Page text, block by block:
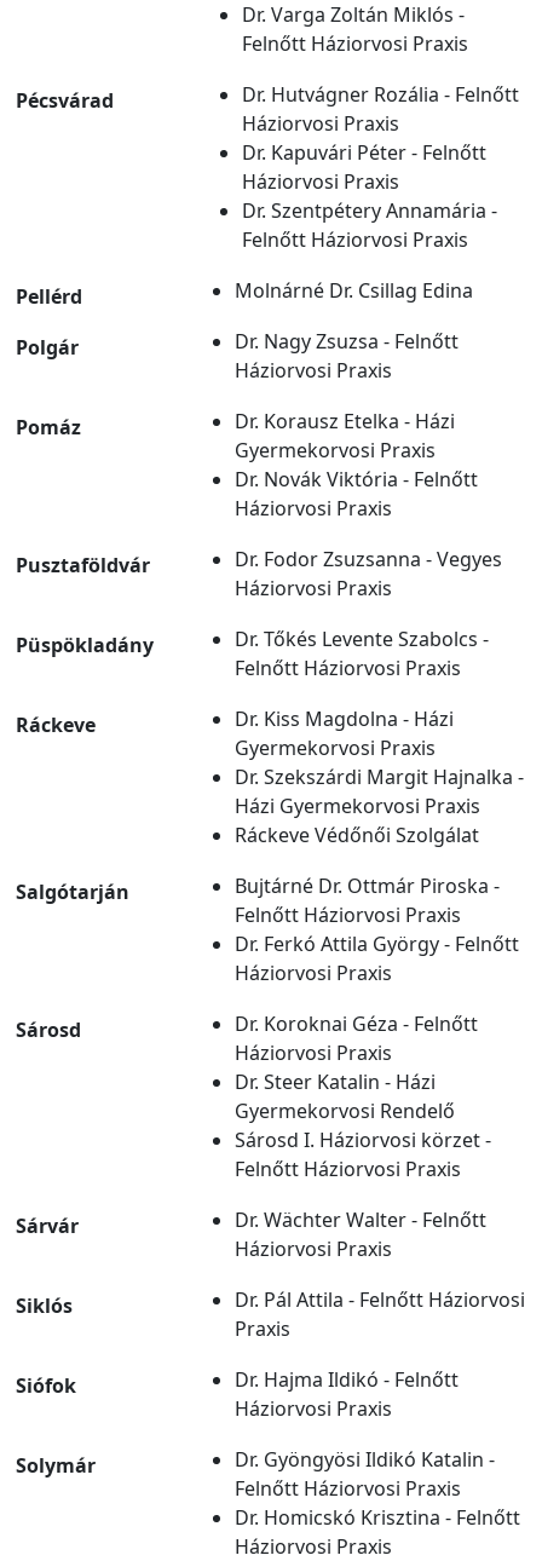
Dr. Varga Zoltán Miklós -
Felnőtt Háziorvosi Praxis
Pécsvárad
Dr. Hutvágner Rozália - Felnőtt
Háziorvosi Praxis
Dr. Kapuvári Péter - Felnőtt
Háziorvosi Praxis
Dr. Szentpétery Annamária -
Felnőtt Háziorvosi Praxis
Pellérd Molnárné Dr. Csillag Edina
Polgár
Dr. Nagy Zsuzsa - Felnőtt
Háziorvosi Praxis
Pomáz
Dr. Korausz Etelka - Házi
Gyermekorvosi Praxis
Dr. Novák Viktória - Felnőtt
Háziorvosi Praxis
Pusztaföldvár
Dr. Fodor Zsuzsanna - Vegyes
Háziorvosi Praxis
Püspökladány
Dr. Tőkés Levente Szabolcs -
Felnőtt Háziorvosi Praxis
Ráckeve
Dr. Kiss Magdolna - Házi
Gyermekorvosi Praxis
Dr. Szekszárdi Margit Hajnalka -
Házi Gyermekorvosi Praxis
Ráckeve Védőnői Szolgálat
Salgótarján
Bujtárné Dr. Ottmár Piroska -
Felnőtt Háziorvosi Praxis
Dr. Ferkó Attila György - Felnőtt
Háziorvosi Praxis
Sárosd
Dr. Koroknai Géza - Felnőtt
Háziorvosi Praxis
Dr. Steer Katalin - Házi
Gyermekorvosi Rendelő
Sárosd I. Háziorvosi körzet -
Felnőtt Háziorvosi Praxis
Sárvár
Dr. Wächter Walter - Felnőtt
Háziorvosi Praxis
Siklós
Dr. Pál Attila - Felnőtt Háziorvosi
Praxis
Siófok
Dr. Hajma Ildikó - Felnőtt
Háziorvosi Praxis
Solymár
Dr. Gyöngyösi Ildikó Katalin -
Felnőtt Háziorvosi Praxis
Dr. Homicskó Krisztina - Felnőtt
Háziorvosi Praxis